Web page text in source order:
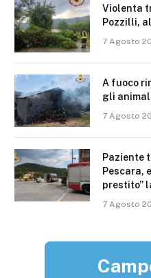
Violenta
Pozzilli,
7 Agosto
A fuoco
gli
7 Agosto
Paziente
Pescara,
prestito”
7 Agosto